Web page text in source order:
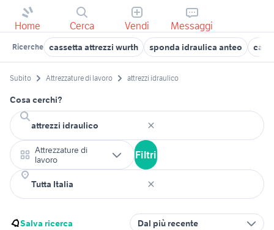
Home Cerca Vendi Messaggi
Ricerche cassetta attrezzi wurth sponda idraulica anteo carri
Subito Attrezzature di lavoro attrezzi idraulico
Cosa cerchi?
Attrezzature di
lavoro
Filtri
Salva ricerca Dal più recente